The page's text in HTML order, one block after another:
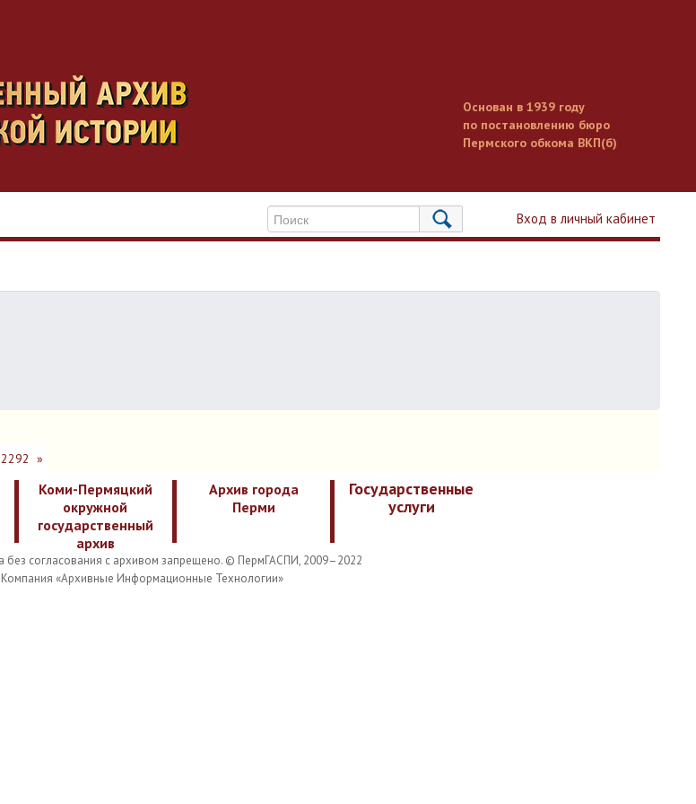
Основан в 1939 году
по постановлению бюро
Пермского обкома ВКП(б)
Вход в личный кабинет
»
Коми-Пермяцкий
окружной
государственный
архив
Архив города
Перми
Государственные
услуги
без согласования с архивом запрещено. © ПермГАСПИ, 2009–2022
Компания «Архивные Информационные Технологии»